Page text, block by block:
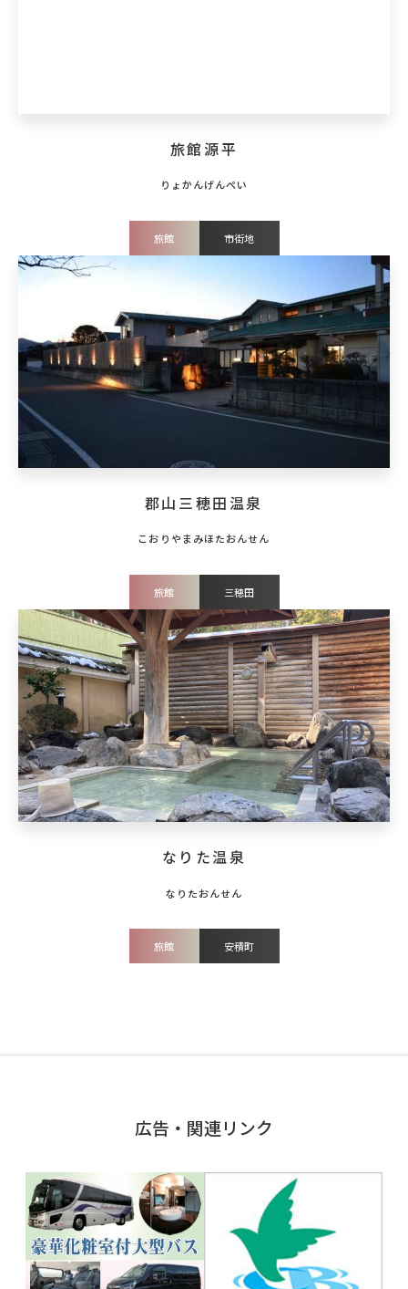
旅館源平
旅館 市街地
郡山三穂田温泉
旅館 三穂田
なりた温泉
旅館 安積町
広告・関連リンク